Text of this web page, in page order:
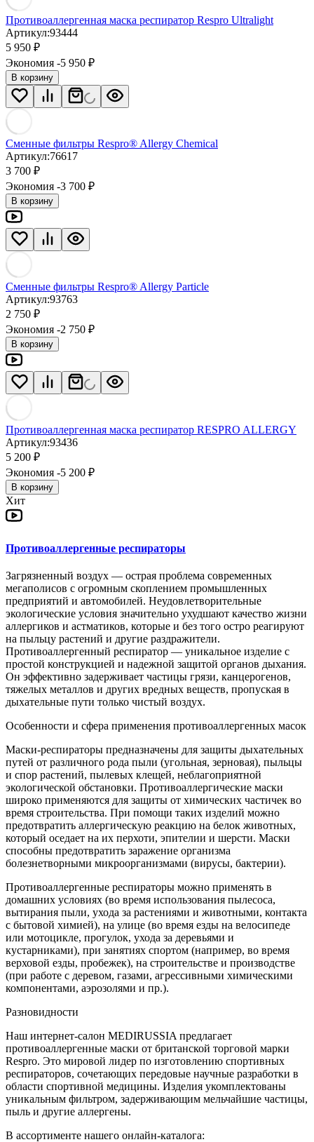
Противоаллергенная маска респиратор Respro Ultralight
Артикул:93444
5 950 ₽
Экономия -5 950 ₽
В корзину
Сменные фильтры Respro® Allergy Chemical
Артикул:76617
3 700 ₽
Экономия -3 700 ₽
В корзину
Сменные фильтры Respro® Allergy Particle
Артикул:93763
2 750 ₽
Экономия -2 750 ₽
В корзину
Противоаллергенная маска респиратор RESPRO ALLERGY
Артикул:93436
5 200 ₽
Экономия -5 200 ₽
В корзину
Хит
Противоаллергенные респираторы
Загрязненный воздух — острая проблема современных
мегаполисов с огромным скоплением промышленных
предприятий и автомобилей. Неудовлетворительные
экологические условия значительно ухудшают качество жизни
аллергиков и астматиков, которые и без того остро реагируют
на пыльцу растений и другие раздражители.
Противоаллергенный респиратор — уникальное изделие с
простой конструкцией и надежной защитой органов дыхания.
Он эффективно задерживает частицы грязи, канцерогенов,
тяжелых металлов и других вредных веществ, пропуская в
дыхательные пути только чистый воздух.
Особенности и сфера применения противоаллергенных масок
Маски-респираторы предназначены для защиты дыхательных
путей от различного рода пыли (угольная, зерновая), пыльцы
и спор растений, пылевых клещей, неблагоприятной
экологической обстановки. Противоаллергические маски
широко применяются для защиты от химических частичек во
время строительства. При помощи таких изделий можно
предотвратить аллергическую реакцию на белок животных,
который оседает на их перхоти, эпителии и шерсти. Маски
способны предотвратить заражение организма
болезнетворными микроорганизмами (вирусы, бактерии).
Противоаллергенные респираторы можно применять в
домашних условиях (во время использования пылесоса,
вытирания пыли, ухода за растениями и животными, контакта
с бытовой химией), на улице (во время езды на велосипеде
или мотоцикле, прогулок, ухода за деревьями и
кустарниками), при занятиях спортом (например, во время
верховой езды, пробежек), на строительстве и производстве
(при работе с деревом, газами, агрессивными химическими
компонентами, аэрозолями и пр.).
Разновидности
Наш интернет-салон MEDIRUSSIA предлагает
противоаллергенные маски от британской торговой марки
Respro. Это мировой лидер по изготовлению спортивных
респираторов, сочетающих передовые научные разработки в
области спортивной медицины. Изделия укомплектованы
уникальным фильтром, задерживающим мельчайшие частицы,
пыль и другие аллергены.
В ассортименте нашего онлайн-каталога: